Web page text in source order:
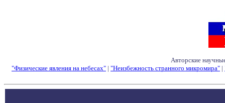
Авторские
"Физические явления на небесах" | "Неизбежность странного микромира" |